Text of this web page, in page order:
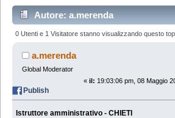
Autore: a.merenda
amministrativo - CHIETI (Letto 1750
0 Utenti e 1 Visitatore stanno visualizzando questo
a.merenda
Global Moderator
« il: 19:03:06 pm, 08 Maggio
Publish
Istruttore amministrativo - CHIETI